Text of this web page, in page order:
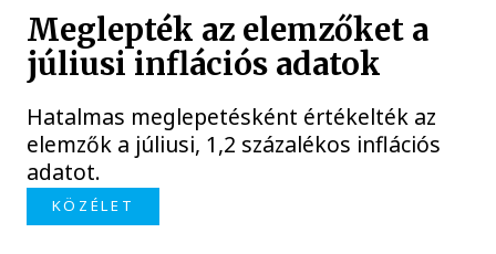
Meglepték az elemzőket a
júliusi inflációs adatok
Hatalmas meglepetésként értékelték az
elemzők a júliusi, 1,2 százalékos inflációs
adatot.
KÖZÉLET